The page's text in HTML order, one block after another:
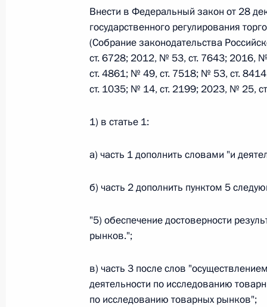
Федеральный закон от
О внесении изменений в статьи 85 и 102
кодекса Российской Федерации
26 июля 2026 года
Федеральный закон от
26 июля 2026 года
Федеральный закон от
О внесении изменений в Федеральный
26 июля 2026 года
Внести в Федеральный закон от 28
государственного регулирования
(Собрание законодательства
ст. 6728; 2012, № 53, ст. 7643; 2016,
ст. 4861; № 49, ст. 7518; № 53, ст.
ст. 1035; № 14, ст. 2199; 2023, № 25,
1) в статье 1:
а) часть 1 дополнить словами "и
б) часть 2 дополнить пунктом 5
"5) обеспечение достоверности
рынков.";
в) часть 3 после слов
деятельности по исследованию
по исследованию товарных рынков";